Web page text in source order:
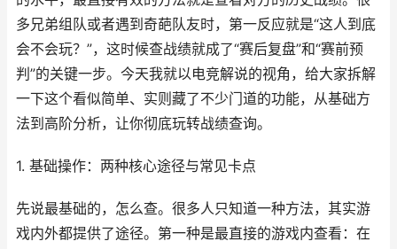
多兄弟组队或者遇到奇葩队友时，第一反应就是“这人到底
会不会玩？”，这时候查战绩就成了“赛后复盘”和“赛前预
判”的关键一步。今天我就以电竞解说的视角，给大家拆解
一下这个看似简单、实则藏了不少门道的功能，从基础方
法到高阶分析，让你彻底玩转战绩查询。
1. 基础操作：两种核心途径与常见卡点
先说最基础的，怎么查。很多人只知道一种方法，其实游
戏内外都提供了途径。第一种是最直接的游戏内查看：在